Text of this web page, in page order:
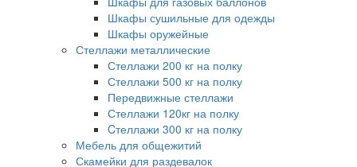
Шкафы сушильные для одежды
Шкафы оружейные
Стеллажи металлические
Стеллажи 200 кг на полку
Стеллажи 500 кг на полку
Передвижные стеллажи
Стеллажи 120кг на полку
Cтеллажи 300 кг на полку
Мебель для общежитий
Скамейки для раздевалок